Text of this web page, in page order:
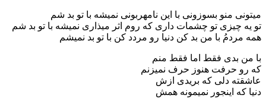
میتونی منو بسوزونی با این نامهربونی نمیشه با تو بد شم
تو یه چیزی تو چشمات داری که روم اثر میذاری نمیشه با تو بد شم
همه مردمُ با من بد کن دنیا رو مردد کن با تو بد نمیشم
با من بدی فقط اما فقط منم
که رو حرفت هنوز حرف نمیزنم
عاشقته دلی که بریدی ازش
دنیا که اینجور نمیمونه همش